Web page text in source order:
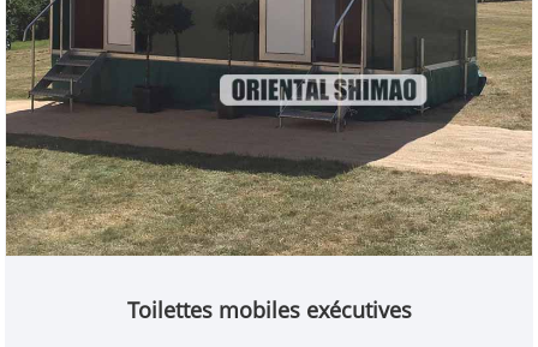
Toilettes mobiles exécutives